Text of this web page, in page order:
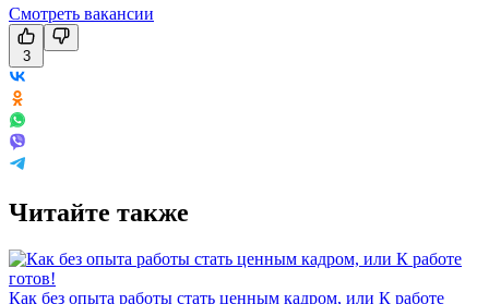
Смотреть вакансии
3
Читайте также
Как без опыта работы стать ценным кадром, или К работе